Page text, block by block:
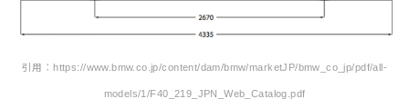
引用：https://www.bmw.co.jp/content/dam/bmw/marketJP/bmw_co_jp/pdf/all-
models/1/F40_219_JPN_Web_Catalog.pdf